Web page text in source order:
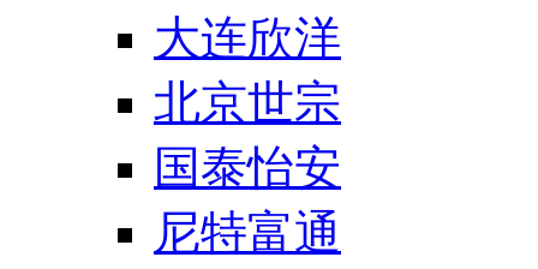
大连欣洋
北京世宗
国泰怡安
尼特富通